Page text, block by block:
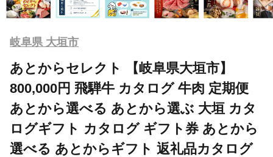
岐阜県 大垣市
あとからセレクト 【岐阜県大垣市】
800,000円 飛騨牛 カタログ 牛肉 定期便
あとから選べる あとから選ぶ 大垣 カタ
ログギフト カタログ ギフト券 あとから
選べる あとからギフト 返礼品カタログ